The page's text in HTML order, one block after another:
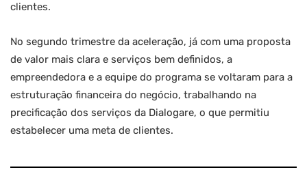
clientes.
No segundo trimestre da aceleração, já com uma proposta
de valor mais clara e serviços bem definidos, a
empreendedora e a equipe do programa se voltaram para a
estruturação financeira do negócio, trabalhando na
precificação dos serviços da Dialogare, o que permitiu
estabelecer uma meta de clientes.